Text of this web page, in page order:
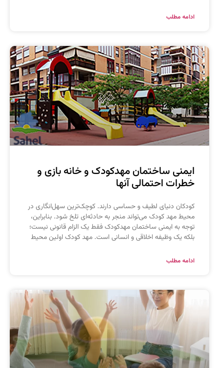
مطلب
ساختمان مهدکودک و خانه بازی و
احتمالی آنها
دنیای لطیف و حساسی دارند. کوچک‌ترین سهل‌انگاری در
مهد کودک می‌تواند منجر به حادثه‌ای تلخ شود. بنابراین،
به ایمنی ساختمان مهدکودک فقط یک الزام قانونی نیست؛
یک وظیفه اخلاقی و انسانی است. مهد کودک اولین محیط
مطلب